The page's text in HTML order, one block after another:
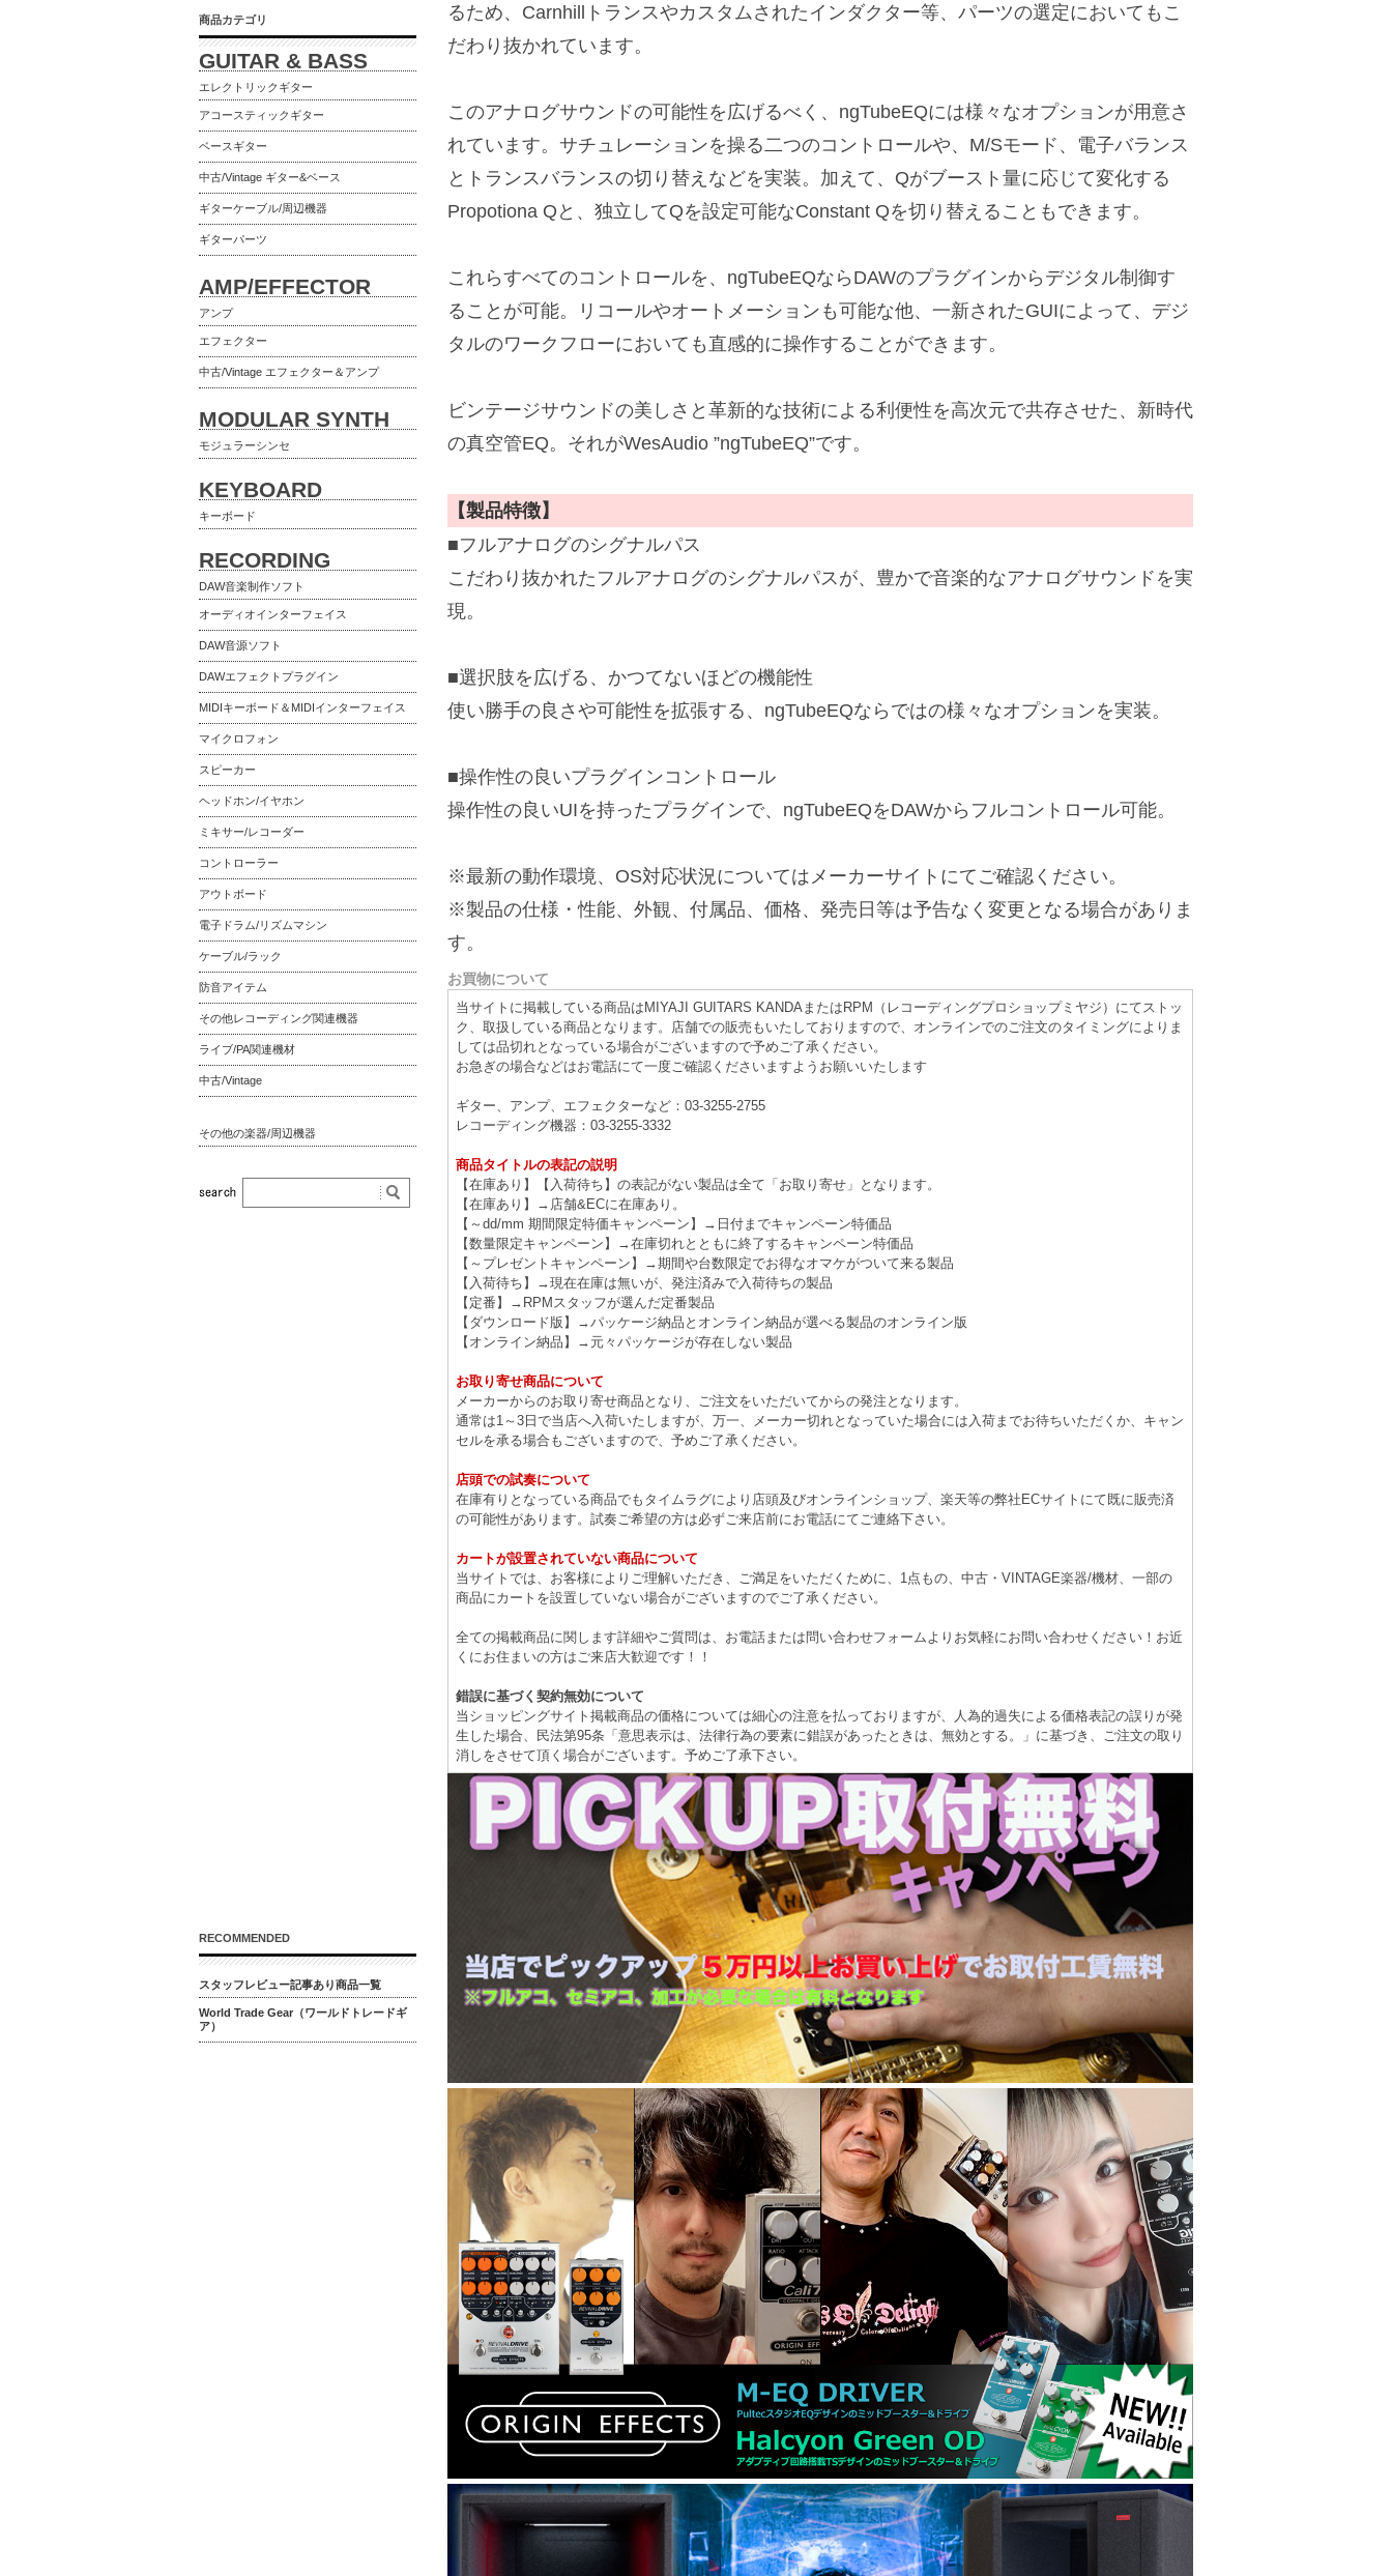
るため、Carnhillトランスやカスタムされたインダクター等、パーツの選定においてもこ
だわり抜かれています。
このアナログサウンドの可能性を広げるべく、ngTubeEQには様々なオプションが用意さ
れています。サチュレーションを操る二つのコントロールや、M/Sモード、電子バランス
とトランスバランスの切り替えなどを実装。加えて、Qがブースト量に応じて変化する
Propotiona Qと、独立してQを設定可能なConstant Qを切り替えることもできます。
これらすべてのコントロールを、ngTubeEQならDAWのプラグインからデジタル制御す
ることが可能。リコールやオートメーションも可能な他、一新されたGUIによって、デジ
タルのワークフローにおいても直感的に操作することができます。
ビンテージサウンドの美しさと革新的な技術による利便性を高次元で共存させた、新時代
の真空管EQ。それがWesAudio ”ngTubeEQ”です。
【製品特徴】
■フルアナログのシグナルパス
こだわり抜かれたフルアナログのシグナルパスが、豊かで音楽的なアナログサウンドを実
現。
■選択肢を広げる、かつてないほどの機能性
使い勝手の良さや可能性を拡張する、ngTubeEQならではの様々なオプションを実装。
■操作性の良いプラグインコントロール
操作性の良いUIを持ったプラグインで、ngTubeEQをDAWからフルコントロール可能。
※最新の動作環境、OS対応状況についてはメーカーサイトにてご確認ください。
※製品の仕様・性能、外観、付属品、価格、発売日等は予告なく変更となる場合がありま
す。
お買物について
当サイトに掲載している商品はMIYAJI GUITARS KANDAまたはRPM（レコーディングプロショップミヤジ）にてストッ
ク、取扱している商品となります。店舗での販売もいたしておりますので、オンラインでのご注文のタイミングによりま
しては品切れとなっている場合がございますので予めご了承ください。
お急ぎの場合などはお電話にて一度ご確認くださいますようお願いいたします
ギター、アンプ、エフェクターなど：03-3255-2755
レコーディング機器：03-3255-3332
商品タイトルの表記の説明
【在庫あり】【入荷待ち】の表記がない製品は全て「お取り寄せ」となります。
【在庫あり】→店舗&ECに在庫あり。
【～dd/mm 期間限定特価キャンペーン】→日付までキャンペーン特価品
【数量限定キャンペーン】→在庫切れとともに終了するキャンペーン特価品
【～プレゼントキャンペーン】→期間や台数限定でお得なオマケがついて来る製品
【入荷待ち】→現在在庫は無いが、発注済みで入荷待ちの製品
【定番】→RPMスタッフが選んだ定番製品
【ダウンロード版】→パッケージ納品とオンライン納品が選べる製品のオンライン版
【オンライン納品】→元々パッケージが存在しない製品
お取り寄せ商品について
メーカーからのお取り寄せ商品となり、ご注文をいただいてからの発注となります。
通常は1～3日で当店へ入荷いたしますが、万一、メーカー切れとなっていた場合には入荷までお待ちいただくか、キャン
セルを承る場合もございますので、予めご了承ください。
店頭での試奏について
在庫有りとなっている商品でもタイムラグにより店頭及びオンラインショップ、楽天等の弊社ECサイトにて既に販売済
の可能性があります。試奏ご希望の方は必ずご来店前にお電話にてご連絡下さい。
カートが設置されていない商品について
当サイトでは、お客様によりご理解いただき、ご満足をいただくために、1点もの、中古・VINTAGE楽器/機材、一部の
商品にカートを設置していない場合がございますのでご了承ください。
全ての掲載商品に関します詳細やご質問は、お電話または問い合わせフォームよりお気軽にお問い合わせください！お近
くにお住まいの方はご来店大歓迎です！！
錯誤に基づく契約無効について
当ショッピングサイト掲載商品の価格については細心の注意を払っておりますが、人為的過失による価格表記の誤りが発
生した場合、民法第95条「意思表示は、法律行為の要素に錯誤があったときは、無効とする。」に基づき、ご注文の取り
消しをさせて頂く場合がございます。予めご了承下さい。
商品カテゴリ
GUITAR & BASS
エレクトリックギター
アコースティックギター
ベースギター
中古/Vintage ギター&ベース
ギターケーブル/周辺機器
ギターパーツ
AMP/EFFECTOR
アンプ
エフェクター
中古/Vintage エフェクター＆アンプ
MODULAR SYNTH
モジュラーシンセ
KEYBOARD
キーボード
RECORDING
DAW音楽制作ソフト
オーディオインターフェイス
DAW音源ソフト
DAWエフェクトプラグイン
MIDIキーボード＆MIDIインターフェイス
マイクロフォン
スピーカー
ヘッドホン/イヤホン
ミキサー/レコーダー
コントローラー
アウトボード
電子ドラム/リズムマシン
ケーブル/ラック
防音アイテム
その他レコーディング関連機器
ライブ/PA関連機材
中古/Vintage
その他の楽器/周辺機器
RECOMMENDED
スタッフレビュー記事あり商品一覧
World Trade Gear（ワールドトレードギ
ア）